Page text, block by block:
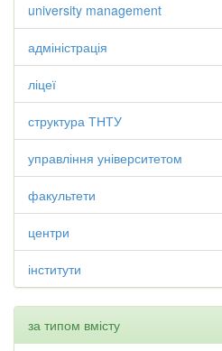
university management
адміністрація
ліцеї
структура ТНТУ
управління університетом
факультети
центри
інститути
за типом вмісту